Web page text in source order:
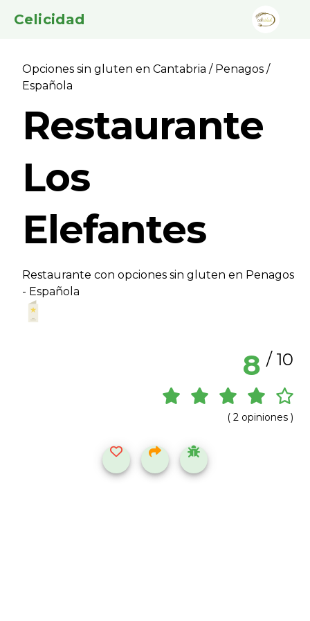
Celicidad
Opciones sin gluten en Cantabria / Penagos /
Española
Restaurante
Los
Elefantes
Restaurante con opciones sin gluten en Penagos
- Española
8 / 10
( 2 opiniones )